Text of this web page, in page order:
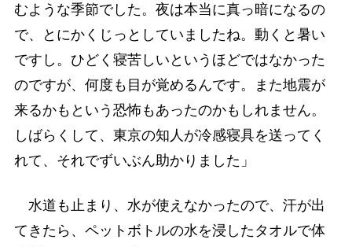
むような季節でした。夜は本当に真っ暗になるの
で、とにかくじっとしていましたね。動くと暑い
ですし。ひどく寝苦しいというほどではなかった
のですが、何度も目が覚めるんです。また地震が
来るかもという恐怖もあったのかもしれません。
しばらくして、東京の知人が冷感寝具を送ってく
れて、それでずいぶん助かりました」
水道も止まり、水が使えなかったので、汗が出
てきたら、ペットボトルの水を浸したタオルで体